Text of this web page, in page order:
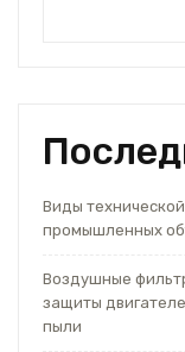
Виды
промышленных
Воздушные
защиты
пыли